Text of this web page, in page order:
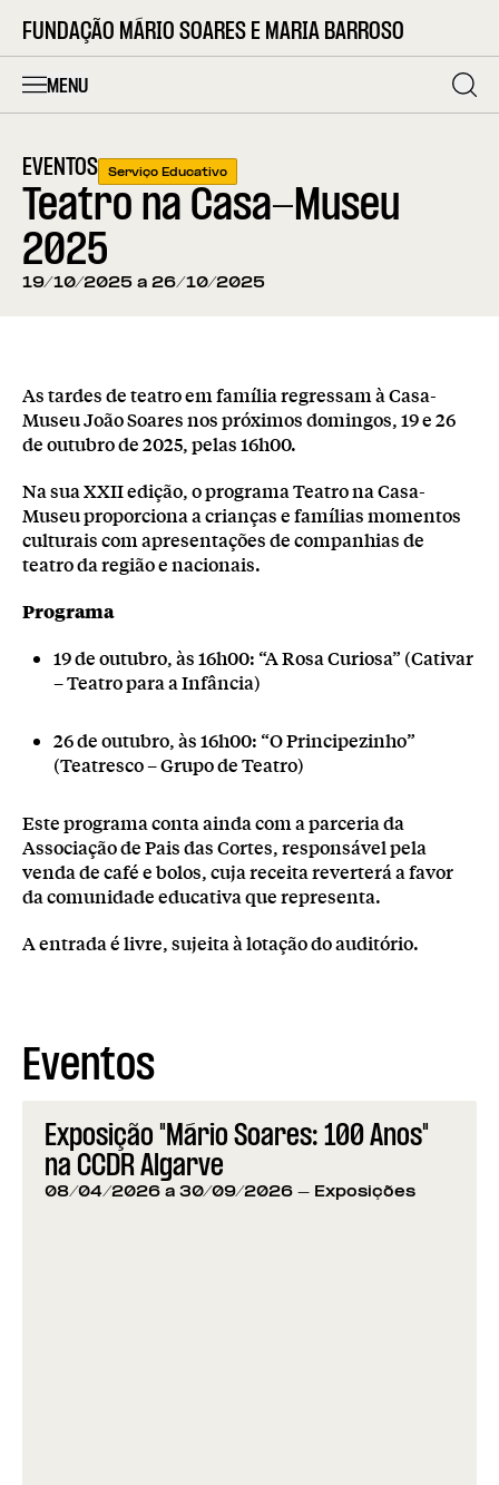
FUNDAÇÃO MÁRIO SOARES E MARIA BARROSO
MENU
EVENTOS Serviço Educativo
Teatro na Casa-Museu
2025
19/10/2025 a 26/10/2025
As tardes de teatro em família regressam à Casa-
Museu João Soares nos próximos domingos, 19 e 26
de outubro de 2025, pelas 16h00.
Na sua XXII edição, o programa Teatro na Casa-
Museu proporciona a crianças e famílias momentos
culturais com apresentações de companhias de
teatro da região e nacionais.
Programa
19 de outubro, às 16h00: “A Rosa Curiosa” (Cativar
– Teatro para a Infância)
26 de outubro, às 16h00: “O Principezinho”
(Teatresco – Grupo de Teatro)
Este programa conta ainda com a parceria da
Associação de Pais das Cortes, responsável pela
venda de café e bolos, cuja receita reverterá a favor
da comunidade educativa que representa.
A entrada é livre, sujeita à lotação do auditório.
Eventos
Exposição "Mário Soares: 100 Anos"
na CCDR Algarve
08/04/2026 a 30/09/2026 - Exposições